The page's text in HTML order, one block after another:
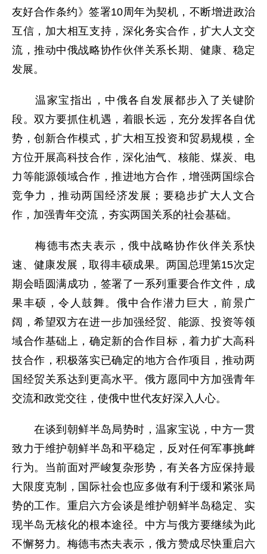
友好合作条约》签署10周年为契机，不断增进政治
互信，加大相互支持，深化务实合作，扩大人文交
流，推动中俄战略协作伙伴关系长期、健康、稳定
发展。
温家宝指出，中俄各自发展都步入了关键阶
段。双方要抓住机遇，着眼长远，充分发挥各自优
势，创新合作模式，扩大相互投资和贸易规模，全
方位开展高科技合作，深化油气、核能、煤炭、电
力等能源领域合作，推进地方合作，增强两国综合
竞争力，推动两国经济发展；要稳步扩大人文合
作，加强青年交流，夯实两国关系的社会基础。
梅德韦杰夫表示，俄中战略协作伙伴关系快
速、健康发展，取得丰硕成果。两国总理第15次定
期会晤圆满成功，签署了一系列重要合作文件，成
果丰硕，令人鼓舞。俄中合作潜力巨大，前景广
阔，希望双方在进一步加强经贸、能源、投资等领
域合作基础上，确定新的合作目标，着力扩大高科
技合作，积极落实已确定的地方合作项目，推动两
国经贸关系达到更高水平。俄方愿同中方加强青年
交流和政党交往，使俄中世代友好深入人心。
在谈到朝鲜半岛局势时，温家宝说，中方一贯
致力于维护朝鲜半岛和平稳定，反对任何军事挑衅
行为。当前面对严峻复杂形势，有关各方应保持最
大限度克制，国际社会也应多做有利于缓和紧张局
势的工作。重启六方会谈是维护朝鲜半岛稳定、实
现半岛无核化的根本途径。中方与俄方要继续为此
不懈努力。梅德韦杰夫表示，俄方赞成尽快重启六